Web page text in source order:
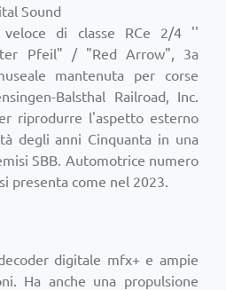
Sound
veloce di classe RCe 2/4 ''
Pfeil" / "Red Arrow", 3a
mantenuta per corse
Balsthal Railroad, Inc.
riprodurre l'aspetto esterno
degli anni Cinquanta in una
SBB. Automotrice numero
presenta come nel 2023.
digitale mfx+ e ampie
Ha anche una propulsione